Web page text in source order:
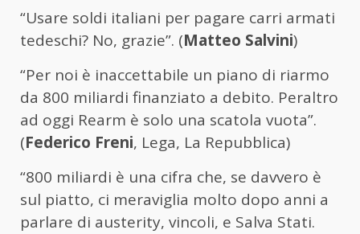
“Usare soldi italiani per pagare carri armati
tedeschi? No, grazie”. (Matteo Salvini)
“Per noi è inaccettabile un piano di riarmo
da 800 miliardi finanziato a debito. Peraltro
ad oggi Rearm è solo una scatola vuota”.
(Federico Freni, Lega, La Repubblica)
“800 miliardi è una cifra che, se davvero è
sul piatto, ci meraviglia molto dopo anni a
parlare di austerity, vincoli, e Salva Stati.